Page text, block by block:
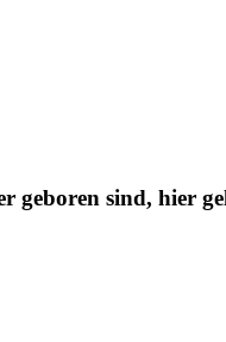
geboren sind, hier